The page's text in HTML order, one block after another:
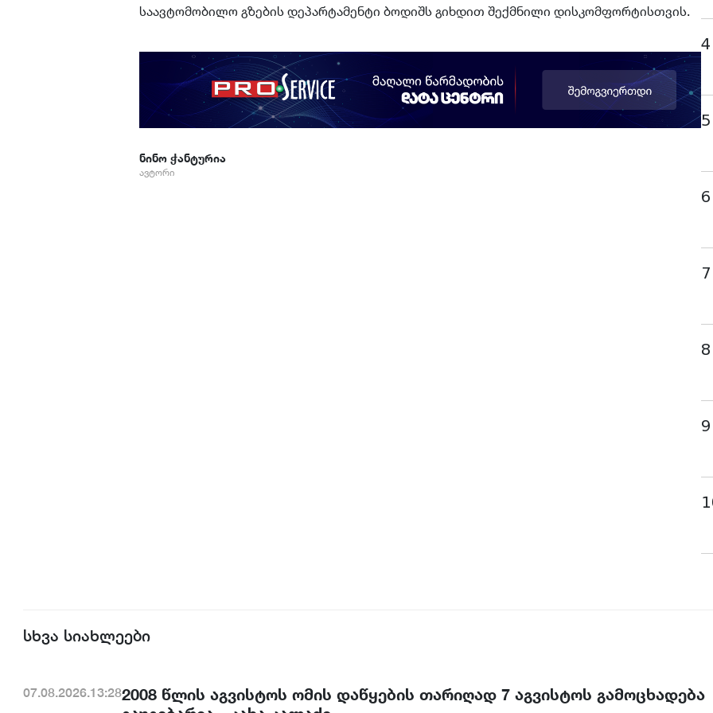
საავტომობილო გზების დეპარტამენტი ბოდიშს გიხდით შექმნილი დისკომფორტისთვის.
ნინო ჭანტურია
ავტორი
4
5
6
7
8
9
სხვა სიახლეები
07.08.2026.13:282008 წლის აგვისტოს ომის დაწყების თარიღად 7 აგვისტოს გამოცხადება